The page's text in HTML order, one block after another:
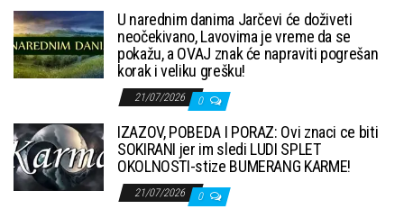
U narednim danima Jarčevi će doživeti
neočekivano, Lavovima je vreme da se
pokažu, a OVAJ znak će napraviti pogrešan
korak i veliku grešku!
21/07/2026 0
IZAZOV, POBEDA I PORAZ: Ovi znaci ce biti
SOKIRANI jer im sledi LUDI SPLET
OKOLNOSTI-stize BUMERANG KARME!
21/07/2026 0